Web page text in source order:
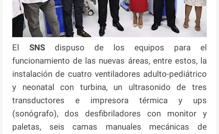
El SNSdispuso de los equipos para el
funcionamiento de las nuevas áreas, entre estos, la
instalación de cuatro ventiladores adulto-pediátrico
y neonatal con turbina, un ultrasonido de tres
transductores e impresora térmica y ups
(sonógrafo), dos desfibriladores con monitor y
paletas, seis camas manuales mecánicas de